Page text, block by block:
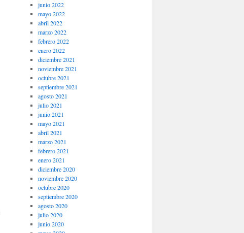
junio 2022
mayo 2022
abril 2022
marzo 2022
febrero 2022
enero 2022
diciembre 2021
noviembre 2021
octubre 2021
septiembre 2021
agosto 2021
julio 2021
junio 2021
mayo 2021
abril 2021
marzo 2021
febrero 2021
enero 2021
diciembre 2020
noviembre 2020
octubre 2020
septiembre 2020
agosto 2020
julio 2020
junio 2020